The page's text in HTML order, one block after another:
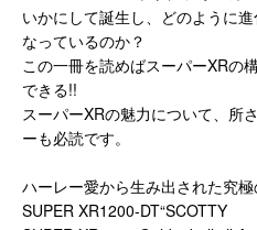
いかにして誕生し、どのように
なっているのか？
この一冊を読めばスーパーXRの
できる!!
スーパーXRの魅力について、所
ーも必読です。
ハーレー愛から生み出された究
SUPER XR1200-DT“SCOTTY